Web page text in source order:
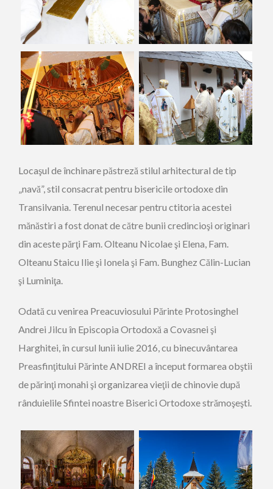
Locaşul de închinare păstreză stilul arhitectural de tip
„navă”, stil consacrat pentru bisericile ortodoxe din
Transilvania. Terenul necesar pentru ctitoria acestei
mănăstiri a fost donat de către bunii credincioşi originari
din aceste părţi Fam. Olteanu Nicolae şi Elena, Fam.
Olteanu Staicu Ilie şi Ionela şi Fam. Bunghez Călin-Lucian
şi Luminiţa.
Odată cu venirea Preacuviosului Părinte Protosinghel
Andrei Jilcu în Episcopia Ortodoxă a Covasnei şi
Harghitei, în cursul lunii iulie 2016, cu binecuvântarea
Preasfinţitului Părinte ANDREI a început formarea obştii
de părinţi monahi şi organizarea vieţii de chinovie după
rânduielile Sfintei noastre Biserici Ortodoxe strămoşeşti.